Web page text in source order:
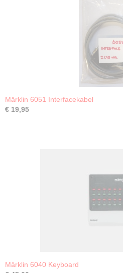
Märklin 6051 Interfacekabel
€ 19,95
Märklin 6040 Keyboard